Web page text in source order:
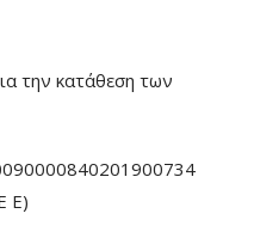
την κατάθεση των
E)